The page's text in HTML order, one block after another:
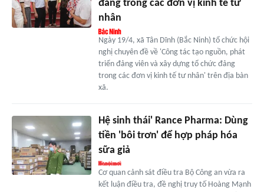
đảng trong các đơn vị kinh tế tư
nhân
Ngày 19/4, xã Tân Dĩnh (Bắc Ninh) tổ chức hội
nghị chuyên đề về 'Công tác tạo nguồn, phát
triển đảng viên và xây dựng tổ chức đảng
trong các đơn vị kinh tế tư nhân' trên địa bàn
xã.
Hệ sinh thái' Rance Pharma: Dùng
tiền 'bôi trơn' để hợp pháp hóa
sữa giả
Cơ quan cảnh sát điều tra Bộ Công an vừa ra
kết luận điều tra, đề nghị truy tố Hoàng Mạnh